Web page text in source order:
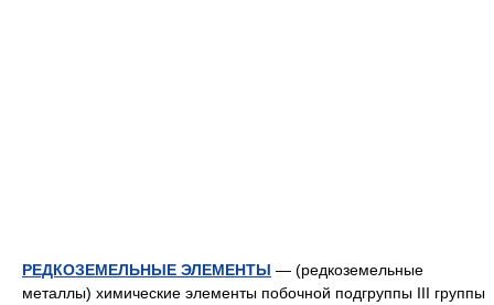
РЕДКОЗЕМЕЛЬНЫЕ ЭЛЕМЕНТЫ — (редкоземельные
металлы) химические элементы побочной подгруппы III группы